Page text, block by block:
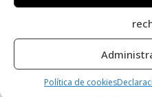
Política de cookies
Ibercaja Bancoes
especialistas en
Orihuela Costa.
servicios
financiero, gestión